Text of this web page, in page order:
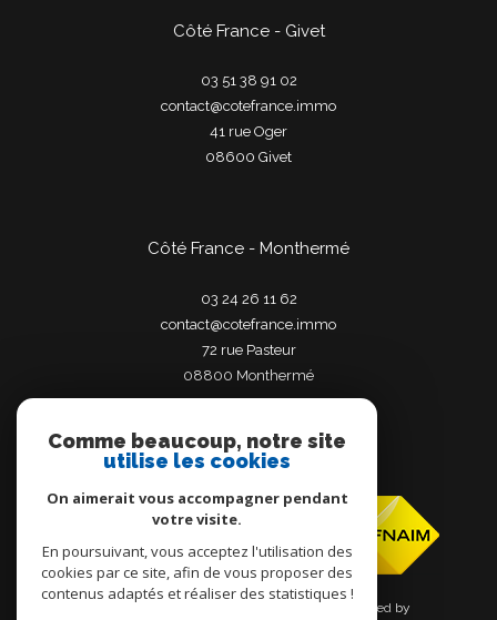
Côté France - Givet
03 51 38 91 02
contact@cotefrance.immo
41 rue Oger
08600
givet
Côté France - Monthermé
03 24 26 11 62
contact@cotefrance.immo
72 rue Pasteur
08800
monthermé
Adhérents
© 2026 | Tous droits réservés | Traduction powered by
Comme beaucoup, notre site
utilise les cookies
On aimerait vous accompagner pendant
votre visite.
En poursuivant, vous acceptez l'utilisation des
cookies par ce site, afin de vous proposer des
contenus adaptés et réaliser des statistiques !